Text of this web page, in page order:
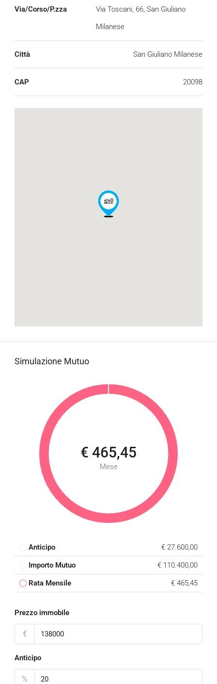
Via/Corso/P.zza
Via Toscani, 66, San Giuliano
Milanese
Città San Giuliano Milanese
CAP 20098
Simulazione Mutuo
€ 465,45
Mese
Anticipo € 27.600,00
Importo Mutuo € 110.400,00
Rata Mensile € 465,45
Prezzo immobile
€
Anticipo
%